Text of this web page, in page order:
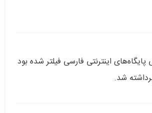
اینترنتی فارسی فیلتر شده بود
شد.